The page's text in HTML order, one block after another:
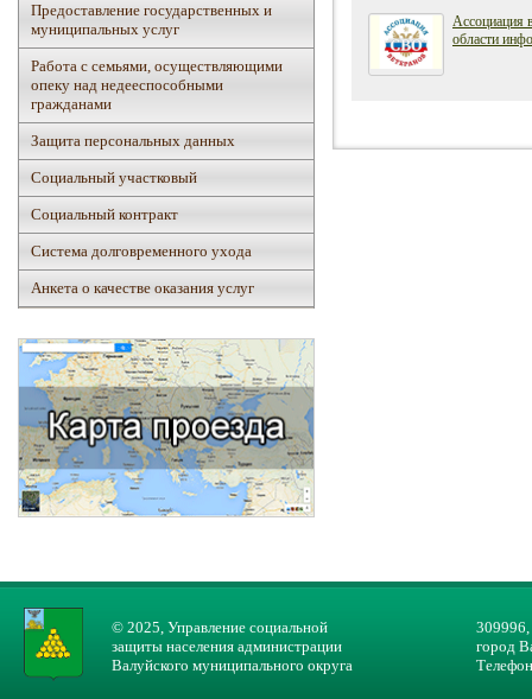
Предоставление государственных и
муниципальных услуг
Работа с семьями, осуществляющими
опеку над недееспособными
гражданами
Защита персональных данных
Социальный участковый
Социальный контракт
Система долговременного ухода
Анкета о качестве оказания услуг
Ассоциация
области
© 2025, Управление социальной
защиты населения администрации
Валуйского муниципального округа
309996,
город